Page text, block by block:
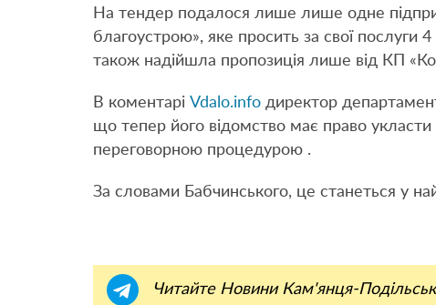
На тендер подалося лише лише одне
благоустрою», яке просить за свої
також надійшла пропозиція лише від КП
В коментарі Vdalo.info директор
що тепер його відомство має право
переговорною процедурою .
За словами Бабчинського, це станеться у
Читайте Новини Кам'янця-